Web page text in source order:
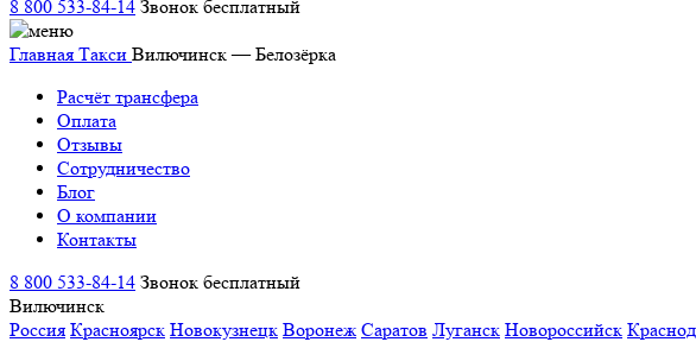
8 800 533-84-14 Звонок бесплатный
Главная Такси Вилючинск — Белозёрка
Расчёт трансфера
Оплата
Отзывы
Сотрудничество
Блог
О компании
Контакты
8 800 533-84-14 Звонок бесплатный
Вилючинск
Россия Красноярск Новокузнецк Воронеж Саратов Луганск Новороссийск